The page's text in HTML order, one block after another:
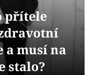
přítele
a musí na
stalo?